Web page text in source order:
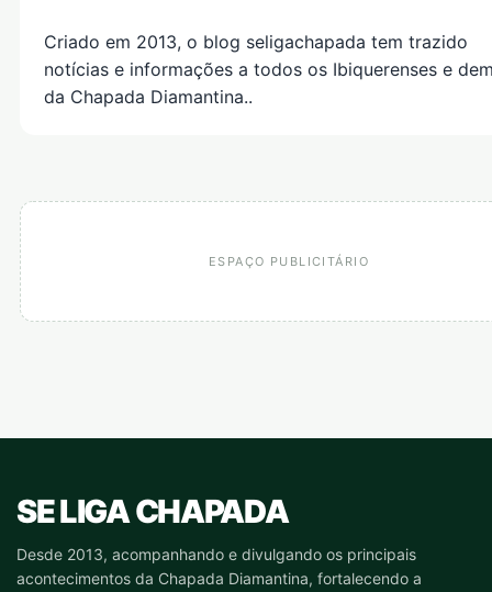
Criado em 2013, o blog seligachapada tem trazido
notícias e informações a todos os Ibiquerenses e
da Chapada Diamantina..
ESPAÇO PUBLICITÁRIO
SE LIGA CHAPADA
Desde 2013, acompanhando e divulgando os principais
acontecimentos da Chapada Diamantina, fortalecendo a